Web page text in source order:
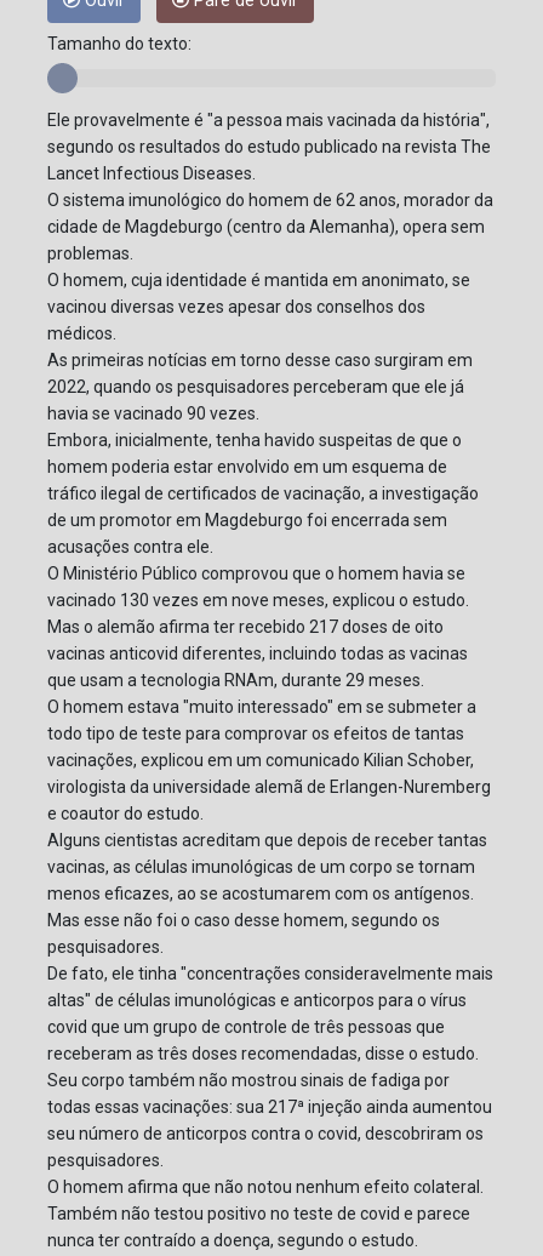
Tamanho do texto:
Ele provavelmente é "a pessoa mais vacinada da história",
segundo os resultados do estudo publicado na revista The
Lancet Infectious Diseases.
O sistema imunológico do homem de 62 anos, morador da
cidade de Magdeburgo (centro da Alemanha), opera sem
problemas.
O homem, cuja identidade é mantida em anonimato, se
vacinou diversas vezes apesar dos conselhos dos
médicos.
As primeiras notícias em torno desse caso surgiram em
2022, quando os pesquisadores perceberam que ele já
havia se vacinado 90 vezes.
Embora, inicialmente, tenha havido suspeitas de que o
homem poderia estar envolvido em um esquema de
tráfico ilegal de certificados de vacinação, a investigação
de um promotor em Magdeburgo foi encerrada sem
acusações contra ele.
O Ministério Público comprovou que o homem havia se
vacinado 130 vezes em nove meses, explicou o estudo.
Mas o alemão afirma ter recebido 217 doses de oito
vacinas anticovid diferentes, incluindo todas as vacinas
que usam a tecnologia RNAm, durante 29 meses.
O homem estava "muito interessado" em se submeter a
todo tipo de teste para comprovar os efeitos de tantas
vacinações, explicou em um comunicado Kilian Schober,
virologista da universidade alemã de Erlangen-Nuremberg
e coautor do estudo.
Alguns cientistas acreditam que depois de receber tantas
vacinas, as células imunológicas de um corpo se tornam
menos eficazes, ao se acostumarem com os antígenos.
Mas esse não foi o caso desse homem, segundo os
pesquisadores.
De fato, ele tinha "concentrações consideravelmente mais
altas" de células imunológicas e anticorpos para o vírus
covid que um grupo de controle de três pessoas que
receberam as três doses recomendadas, disse o estudo.
Seu corpo também não mostrou sinais de fadiga por
todas essas vacinações: sua 217ª injeção ainda aumentou
seu número de anticorpos contra o covid, descobriram os
pesquisadores.
O homem afirma que não notou nenhum efeito colateral.
Também não testou positivo no teste de covid e parece
nunca ter contraído a doença, segundo o estudo.